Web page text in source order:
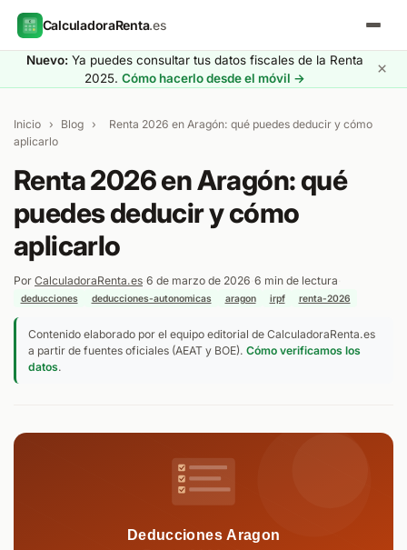
CalculadoraRenta.es
Nuevo: Ya puedes consultar tus datos fiscales de la Renta
2025.Cómo hacerlo desde el móvil → ×
Inicio › Blog ›
Renta 2026 en Aragón: qué puedes deducir y cómo
aplicarlo
Renta 2026 en Aragón: qué
puedes deducir y cómo
aplicarlo
Por CalculadoraRenta.es 6 de marzo de 2026 6 min de lectura
deducciones deducciones-autonomicas aragon irpf renta-2026
Contenido elaborado por el equipo editorial de CalculadoraRenta.es
a partir de fuentes oficiales (AEAT y BOE).Cómo verificamos los
datos.